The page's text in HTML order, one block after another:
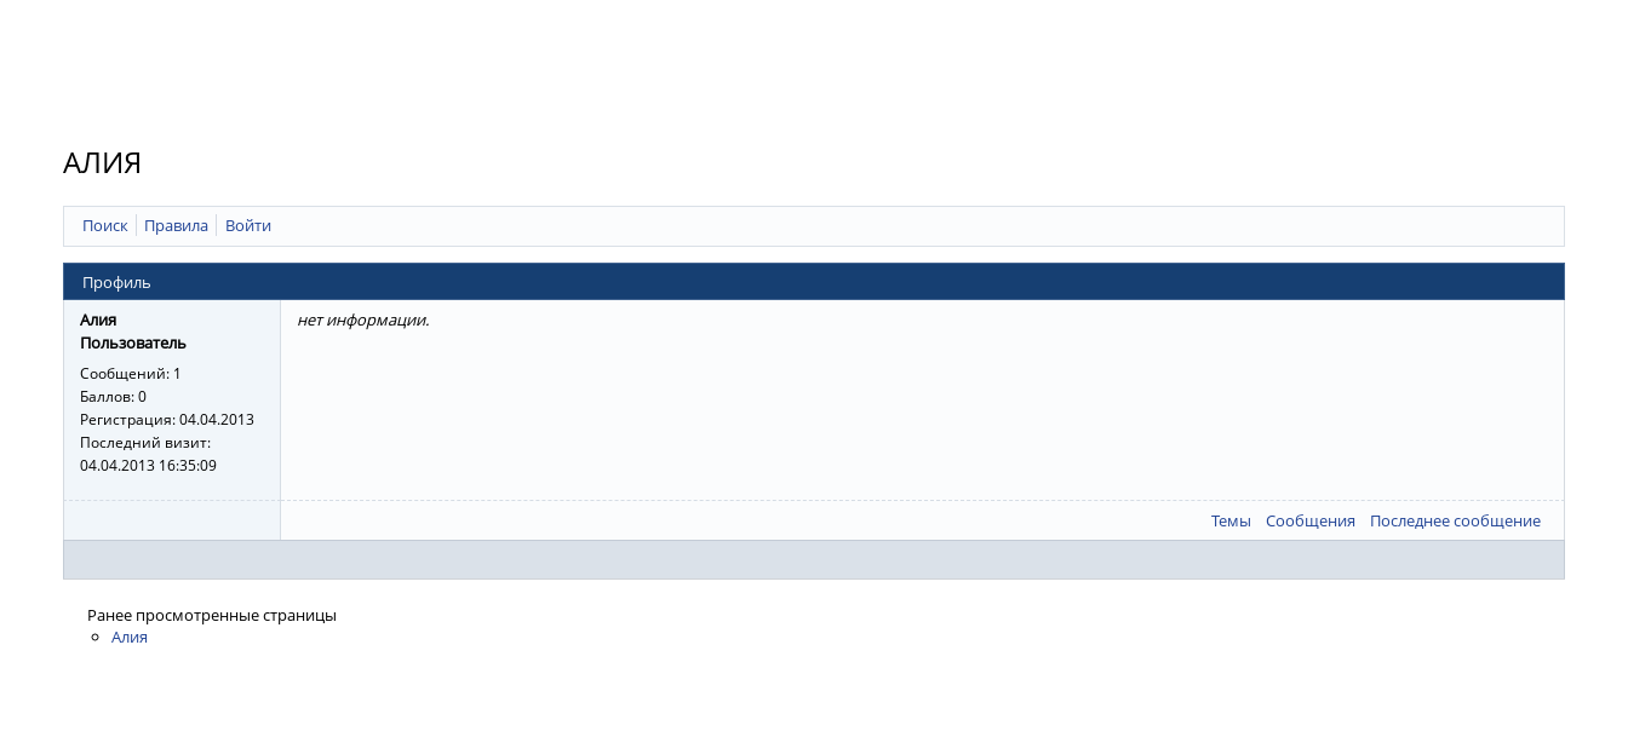
АЛИЯ
Поиск Правила Войти
Профиль
Алия
Пользователь
Сообщений: 1
Баллов:0
Регистрация:04.04.2013
Последний визит:
04.04.2013 16:35:09
нет информации.
Темы Сообщения Последнее сообщение
Ранее просмотренные страницы
Алия